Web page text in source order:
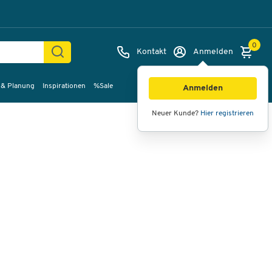
Kontakt Anmelden
Anmelden
Neuer Kunde? Hier registrieren
0
Planung Inspirationen %Sale
Bilder Videos 360°-Ansicht